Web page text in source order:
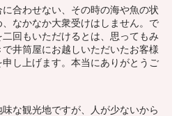
合わせない、その時の海や魚の状
なかなか大衆受けはしません。で
回もいただけるとは、思ってもみ
井筒屋にお越しいただいたお客様
し上げます。本当にありがとうご
な観光地ですが、人が少ないから